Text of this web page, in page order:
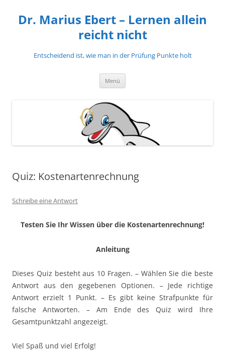
springen
Dr. Marius Ebert – Lernen allein
reicht nicht
Entscheidend ist, wie man in der Prüfung Punkte holt
Menü
Quiz: Kostenartenrechnung
Schreibe eine Antwort
Testen Sie Ihr Wissen über die Kostenartenrechnung!
Anleitung
Dieses Quiz besteht aus 10 Fragen. – Wählen Sie die beste
Antwort aus den gegebenen Optionen. – Jede richtige
Antwort erzielt 1 Punkt. – Es gibt keine Strafpunkte für
falsche Antworten. – Am Ende des Quiz wird Ihre
Gesamtpunktzahl angezeigt.
Viel Spaß und viel Erfolg!